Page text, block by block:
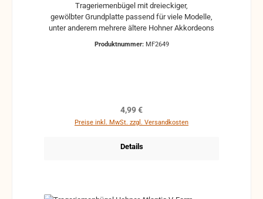
Trageriemenbügel mit dreieckiger,
gewölbter Grundplatte passend für viele Modelle,
unter anderem mehrere ältere Hohner Akkordeons
Produktnummer: MF2649
Regulärer Preis:
4,99 €
Preise inkl. MwSt. zzgl. Versandkosten
Details